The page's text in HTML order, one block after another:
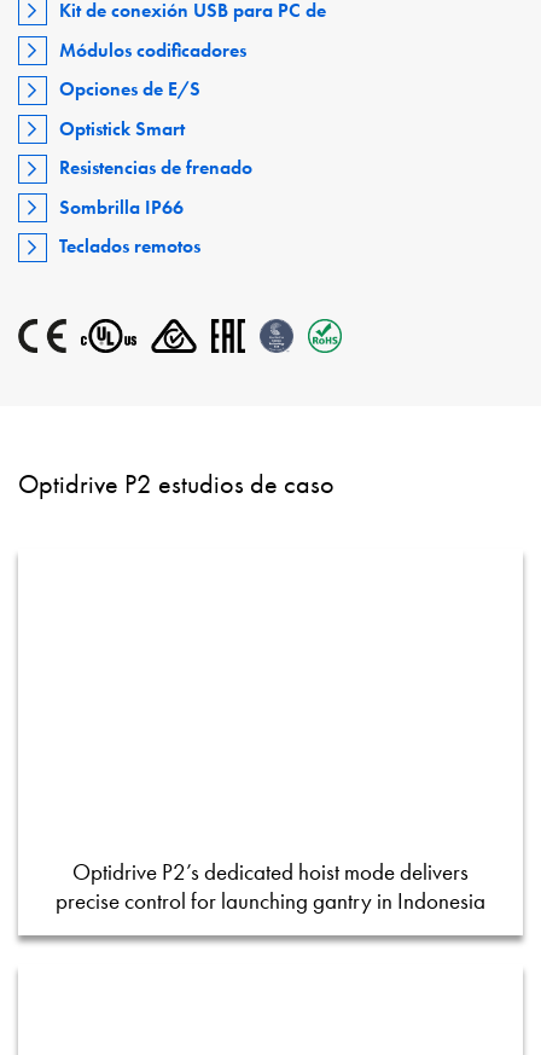
Kit de conexión USB para PC de
Módulos codificadores
Opciones de E/S
Optistick Smart
Resistencias de frenado
Sombrilla IP66
Teclados remotos
Optidrive P2 estudios de caso
Optidrive P2’s dedicated hoist mode delivers
precise control for launching gantry in Indonesia